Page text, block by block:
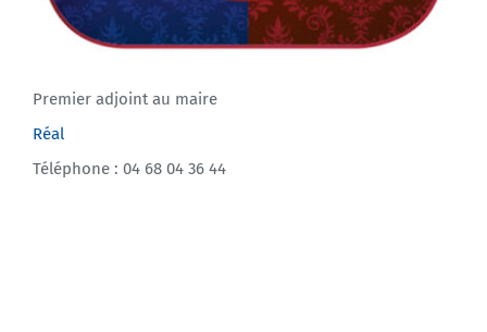
Premier adjoint au maire
Réal
Téléphone : 04 68 04 36 44